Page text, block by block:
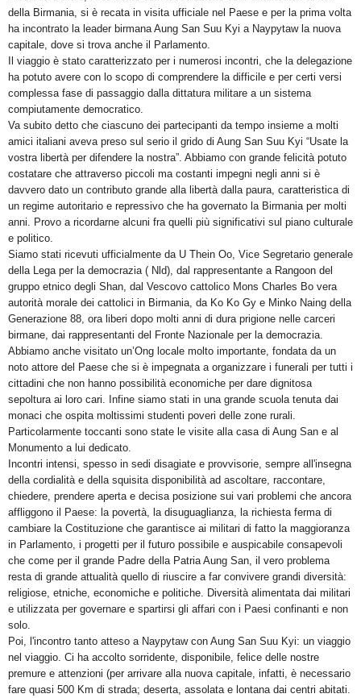
della Birmania, si è recata in visita ufficiale nel Paese e per la prima volta
ha incontrato la leader birmana Aung San Suu Kyi a Naypytaw la nuova
capitale, dove si trova anche il Parlamento.
Il viaggio è stato caratterizzato per i numerosi incontri, che la delegazione
ha potuto avere con lo scopo di comprendere la difficile e per certi versi
complessa fase di passaggio dalla dittatura militare a un sistema
compiutamente democratico.
Va subito detto che ciascuno dei partecipanti da tempo insieme a molti
amici italiani aveva preso sul serio il grido di Aung San Suu Kyi “Usate la
vostra libertà per difendere la nostra”. Abbiamo con grande felicità potuto
costatare che attraverso piccoli ma costanti impegni negli anni si è
davvero dato un contributo grande alla libertà dalla paura, caratteristica di
un regime autoritario e repressivo che ha governato la Birmania per molti
anni. Provo a ricordarne alcuni fra quelli più significativi sul piano culturale
e politico.
Siamo stati ricevuti ufficialmente da U Thein Oo, Vice Segretario generale
della Lega per la democrazia ( Nld), dal rappresentante a Rangoon del
gruppo etnico degli Shan, dal Vescovo cattolico Mons Charles Bo vera
autorità morale dei cattolici in Birmania, da Ko Ko Gy e Minko Naing della
Generazione 88, ora liberi dopo molti anni di dura prigione nelle carceri
birmane, dai rappresentanti del Fronte Nazionale per la democrazia.
Abbiamo anche visitato un’Ong locale molto importante, fondata da un
noto attore del Paese che si è impegnata a organizzare i funerali per tutti i
cittadini che non hanno possibilità economiche per dare dignitosa
sepoltura ai loro cari. Infine siamo stati in una grande scuola tenuta dai
monaci che ospita moltissimi studenti poveri delle zone rurali.
Particolarmente toccanti sono state le visite alla casa di Aung San e al
Monumento a lui dedicato.
Incontri intensi, spesso in sedi disagiate e provvisorie, sempre all'insegna
della cordialità e della squisita disponibilità ad ascoltare, raccontare,
chiedere, prendere aperta e decisa posizione sui vari problemi che ancora
affliggono il Paese: la povertà, la disuguaglianza, la richiesta ferma di
cambiare la Costituzione che garantisce ai militari di fatto la maggioranza
in Parlamento, i progetti per il futuro possibile e auspicabile consapevoli
che come per il grande Padre della Patria Aung San, il vero problema
resta di grande attualità quello di riuscire a far convivere grandi diversità:
religiose, etniche, economiche e politiche. Diversità alimentata dai militari
e utilizzata per governare e spartirsi gli affari con i Paesi confinanti e non
solo.
Poi, l'incontro tanto atteso a Naypytaw con Aung San Suu Kyi: un viaggio
nel viaggio. Ci ha accolto sorridente, disponibile, felice delle nostre
premure e attenzioni (per arrivare alla nuova capitale, infatti, è necessario
fare quasi 500 Km di strada; deserta, assolata e lontana dai centri abitati.